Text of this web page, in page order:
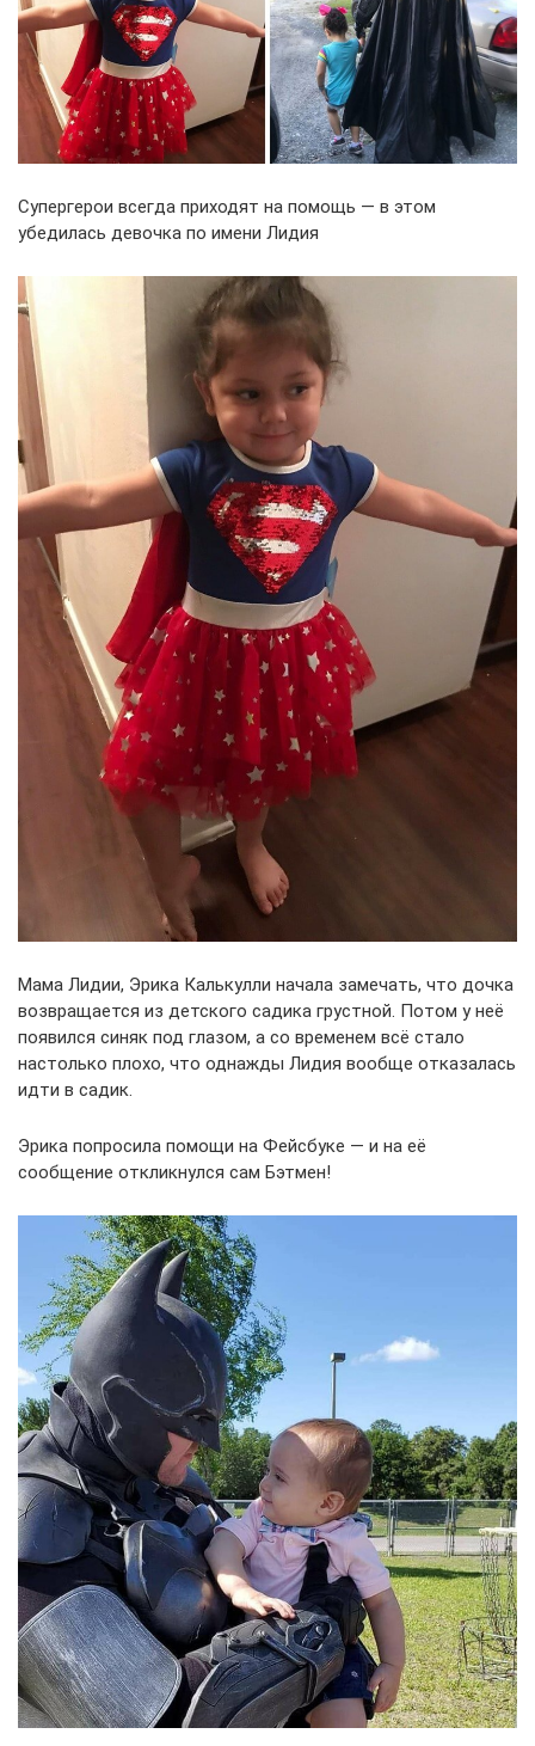
Супергерои всегда приходят на помощь — в этом
убедилась девочка по имени Лидия
Мама Лидии, Эрика Калькулли начала замечать, что дочка
возвращается из детского садика грустной. Потом у неё
появился синяк под глазом, а со временем всё стало
настолько плохо, что однажды Лидия вообще отказалась
идти в садик.
Эрика попросила помощи на Фейсбуке — и на её
сообщение откликнулся сам Бэтмен!